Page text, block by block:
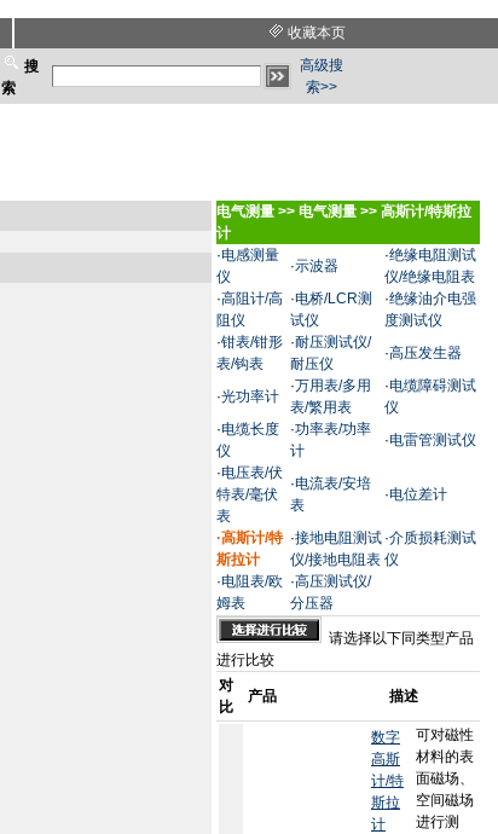
收藏本页
搜
索
高级搜
索>>
电气测量 >> 电气测量 >> 高斯计/特斯拉
计
·电感测量
仪
·示波器
·绝缘电阻测试
仪/绝缘电阻表
·高阻计/高
阻仪
·电桥/LCR测
试仪
·绝缘油介电强
度测试仪
·钳表/钳形
表/钩表
·耐压测试仪/
耐压仪
·高压发生器
·光功率计
·万用表/多用
表/繁用表
·电缆障碍测试
仪
·电缆长度
仪
·功率表/功率
计
·电雷管测试仪
·电压表/伏
特表/毫伏
表
·电流表/安培
表
·电位差计
·高斯计/特
斯拉计
·接地电阻测试
仪/接地电阻表
·介质损耗测试
仪
·电阻表/欧
姆表
·高压测试仪/
分压器
请选择以下同类型产品
进行比较
对
比
产品 描述
数字
高斯
计/特
斯拉
计
可对磁性
材料的表
面磁场、
空间磁场
进行测